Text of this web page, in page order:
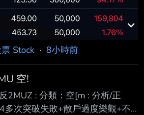
謝！ ----- Sent fro
始 圖：上週四抄底華邦電 今天進
files.catbox.moe/hr1li8.png 進
波30%停利 長波50%停利 不可能
空間 ----- Sent from PttX on my
Stock · 8小時前
空!
2MUZ : 分類：空[m : 分析/正
多次突破失敗+散戶過度樂觀+不